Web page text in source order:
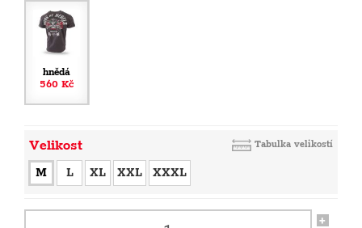
hnědá
560 Kč
Velikost Tabulka velikostí
M L XL XXL XXXL
+